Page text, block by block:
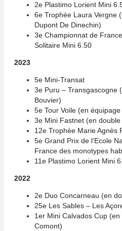
2e Plastimo Lorient Mini
6e Trophée Laura Vergne
Dupont De Dinechin)
3e Championnat de
Solitaire Mini 6.50
2023
5e Mini-Transat
3e Puru – Transgascogne
Bouvier)
5e Tour Voile (en
3e Mini Fastnet (en
12e Trophée Marie Agnès
5e Grand Prix de l’Ecole
France des monotypes
11e Plastimo Lorient Mini
2022
2e Duo Concarneau (en
25e Les Sables – Les
1er Mini Calvados Cup
Comont)